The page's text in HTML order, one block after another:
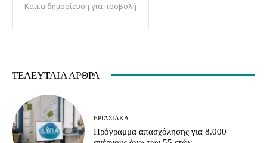
Καμία δημοσίευση για προβολή
ΤΕΛΕΥΤΑΊΑ ΆΡΘΡΑ
ΕΡΓΑΣΙΑΚΆ
Πρόγραμμα απασχόλησης για 8.000